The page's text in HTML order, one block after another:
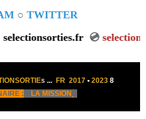
○ TWITTER
selectionsorties.fr 💿
s ... FR 2017 • 2023 8
:
LA MISSION